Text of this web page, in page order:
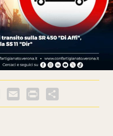
LinkedInEmail PrintFriendly